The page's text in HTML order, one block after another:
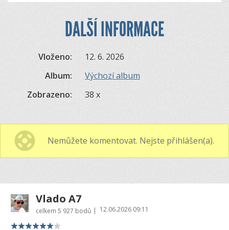
DALŠÍ INFORMACE
Vloženo:
12. 6. 2026
Album:
Výchozí album
Zobrazeno:
38 x
Nemůžete komentovat. Nejste přihlášen(a).
Vlado A7
celkem 5 927 bodů | 12.06.2026 09:11